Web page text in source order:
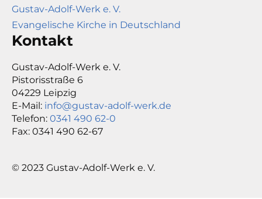
Gustav-Adolf-Werk e. V.
Evangelische Kirche in Deutschland
Kontakt
Gustav-Adolf-Werk e. V.
Pistorisstraße 6
04229 Leipzig
E-Mail: info@gustav-adolf-werk.de
Telefon: 0341 490 62-0
Fax: 0341 490 62-67
© 2023 Gustav-Adolf-Werk e. V.